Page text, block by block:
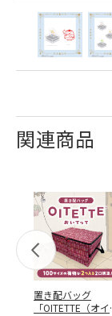
関連商品
置き配バッグ
「OITETTE（オイ